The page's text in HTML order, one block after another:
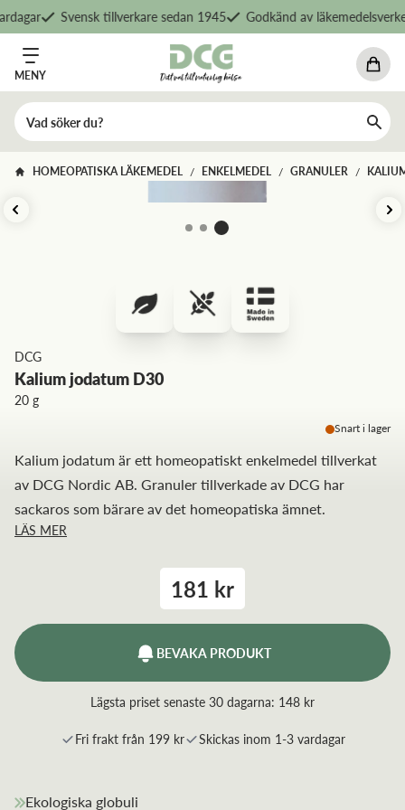
Svensk tillverkare sedan 1945 Godkänd av läkemedelsverket
MENY
HOMEOPATISKA LÄKEMEDEL / ENKELMEDEL / GRANULER /
DCG
Kalium jodatum D30
20 g
Snart i lager
Kalium jodatum är ett homeopatiskt enkelmedel tillverkat
av DCG Nordic AB. Granuler tillverkade av DCG har
sackaros som bärare av det homeopatiska ämnet.
LÄS MER
181 kr
BEVAKA PRODUKT
Lägsta priset senaste 30 dagarna: 148 kr
Fri frakt från 199 kr Skickas inom 1-3 vardagar
Ekologiska globuli